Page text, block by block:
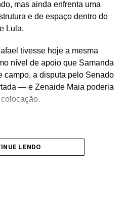
mas ainda enfrenta uma
e de espaço dentro do
Lula.
tivesse hoje a mesma
nível de apoio que Samanda
campo, a disputa pelo Senado
— e Zenaide Maia poderia
cenário ainda está aberto e
a eleição.
LENDO